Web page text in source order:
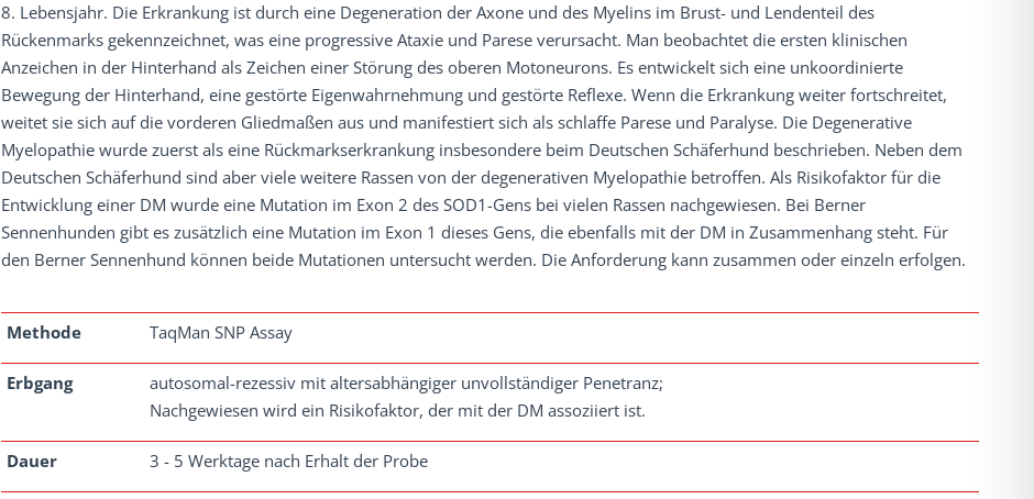
8. Lebensjahr. Die Erkrankung ist durch eine Degeneration der Axone und des Myelins im Brust- und Lendenteil des
Rückenmarks gekennzeichnet, was eine progressive Ataxie und Parese verursacht. Man beobachtet die ersten klinischen
Anzeichen in der Hinterhand als Zeichen einer Störung des oberen Motoneurons. Es entwickelt sich eine unkoordinierte
Bewegung der Hinterhand, eine gestörte Eigenwahrnehmung und gestörte Reflexe. Wenn die Erkrankung weiter fortschreitet,
weitet sie sich auf die vorderen Gliedmaßen aus und manifestiert sich als schlaffe Parese und Paralyse. Die Degenerative
Myelopathie wurde zuerst als eine Rückmarkserkrankung insbesondere beim Deutschen Schäferhund beschrieben. Neben dem
Deutschen Schäferhund sind aber viele weitere Rassen von der degenerativen Myelopathie betroffen. Als Risikofaktor für die
Entwicklung einer DM wurde eine Mutation im Exon 2 des SOD1-Gens bei vielen Rassen nachgewiesen. Bei Berner
Sennenhunden gibt es zusätzlich eine Mutation im Exon 1 dieses Gens, die ebenfalls mit der DM in Zusammenhang steht. Für
den Berner Sennenhund können beide Mutationen untersucht werden. Die Anforderung kann zusammen oder einzeln erfolgen.
Methode TaqMan SNP Assay
Erbgang
autosomal-rezessiv mit altersabhängiger unvollständiger Penetranz;
Nachgewiesen wird ein Risikofaktor, der mit der DM assoziiert ist.
Dauer 3 - 5 Werktage nach Erhalt der Probe